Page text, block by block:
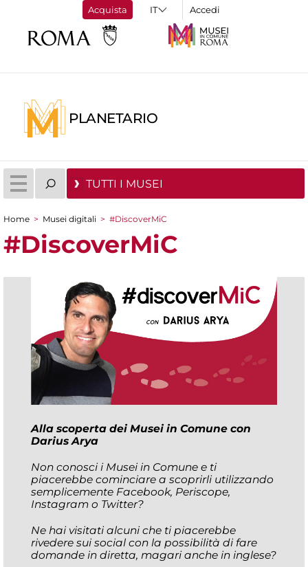
Acquista Accedi
PLANETARIO
TUTTI I MUSEI
Tu sei qui
Home > Musei digitali > #DiscoverMiC
#DiscoverMiC
Alla scoperta dei Musei in Comune con
Darius Arya
Non conosci i Musei in Comune e ti
piacerebbe cominciare a scoprirli utilizzando
semplicemente Facebook, Periscope,
Instagram o Twitter?
Ne hai visitati alcuni che ti piacerebbe
rivedere sui social con la possibilità di fare
domande in diretta, magari anche in inglese?